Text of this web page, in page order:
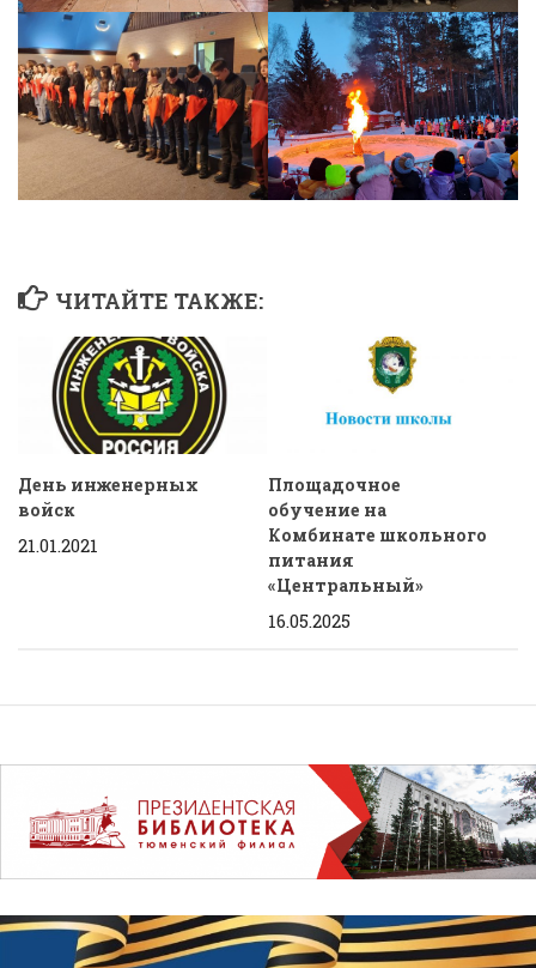
ЧИТАЙТЕ ТАКЖЕ:
День инженерных
войск
21.01.2021
Площадочное
обучение на
Комбинате школьного
питания
«Центральный»
16.05.2025